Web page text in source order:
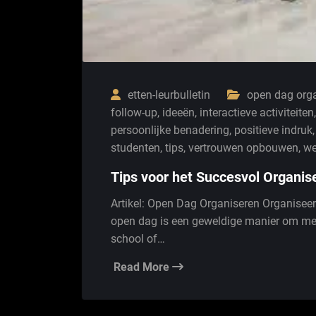
etten-leurbulletin
open dag
follow-up, ideeën, interactieve activiteiten
persoonlijke benadering, positieve indruk
studenten, tips, vertrouwen opbouwen,
Tips voor het Succesvol
Artikel: Open Dag Organiseren
open dag is een geweldige manier om
school of…
Read More